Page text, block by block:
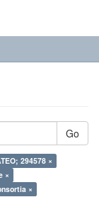
Go
294578 ×
×
×